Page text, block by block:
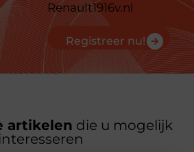
Renault1916v.nl
Registreer nu!
artikelen die u mogelijk
interesseren